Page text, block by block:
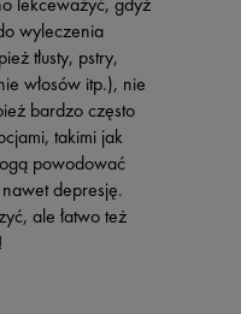
wyleczenia
tłusty, pstry,
włosów itp.), nie
bardzo często
takimi jak
powodować
depresję.
ale łatwo też